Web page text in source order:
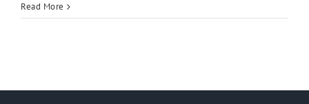
Read More